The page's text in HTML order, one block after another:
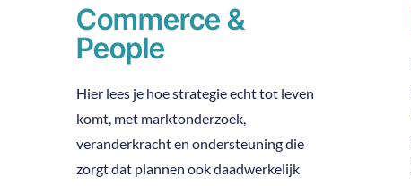
Commerce &
People
Hier lees je hoe strategie echt tot leven
komt, met marktonderzoek,
veranderkracht en ondersteuning die
zorgt dat plannen ook daadwerkelijk